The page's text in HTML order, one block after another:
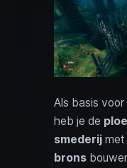
Als basis
heb je de
smederij met
brons